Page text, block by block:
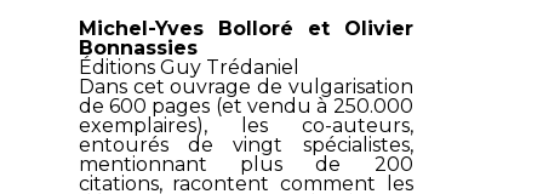
Michel-Yves Bolloré et Olivier
Bonnassies
Éditions Guy Trédaniel
Dans cet ouvrage de vulgarisation
de 600 pages (et vendu à 250.000
exemplaires), les co-auteurs,
entourés de vingt spécialistes,
mentionnant plus de 200
citations, racontent comment les